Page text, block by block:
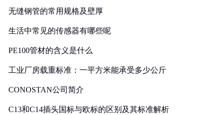
无缝钢管的常用规格及壁厚
生活中常见的传感器有哪些呢
PE100管材的含义是什么
工业厂房载重标准：一平方米能承受多少公斤
CONOSTAN公司简介
C13和C14插头国标与欧标的区别及其标准解析